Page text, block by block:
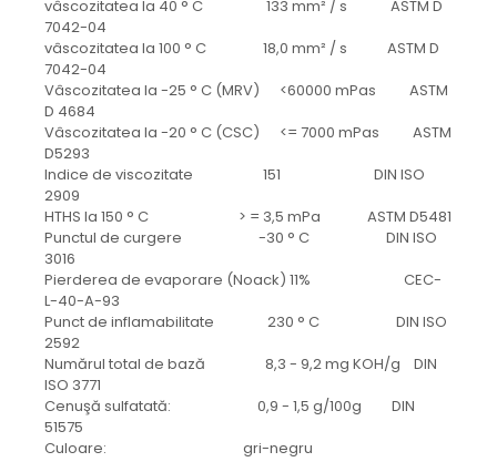
Bolturi, role si bucsi
MAMMUT LIFT
Mecanice
Electrice
Hidraulice
Motor electric si pompa hidraulica
Cilindru hidraulic si protectie
burduf
ERHEL - HYDRIS
Hidraulice
Electrice
Mecanice
Role, bucse si bolturi
Motoras electric si pompa
Cilindri si burdufuri protectie
Consumabile
vâscozitatea la 40 ° C 133 mm² / s ASTM D
7042-04
vâscozitatea la 100 ° C 18,0 mm² / s ASTM D
7042-04
Vâscozitatea la -25 ° C (MRV) <60000 mPas ASTM
D 4684
Vâscozitatea la -20 ° C (CSC) <= 7000 mPas ASTM
D5293
Indice de viscozitate 151 DIN ISO
2909
HTHS la 150 ° C > = 3,5 mPa ASTM D5481
Punctul de curgere -30 ° C DIN ISO
3016
Pierderea de evaporare (Noack) 11% CEC-
L-40-A-93
Punct de inflamabilitate 230 ° C DIN ISO
2592
Numărul total de bază 8,3 - 9,2 mg KOH/g DIN
ISO 3771
Cenuşă sulfatată: 0,9 - 1,5 g/100g DIN
51575
Culoare: gri-negru